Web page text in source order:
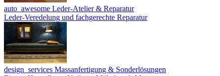
auto_awesome Leder-Atelier & Reparatur
Leder-Veredelung und fachgerechte Reparatur
design_services Massanfertigung & Sonderlösungen